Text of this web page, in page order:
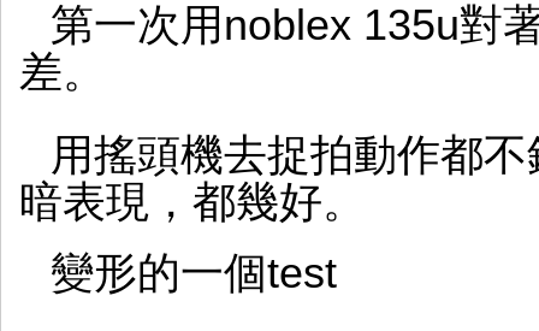
第一次用noblex 135u對
差。
用搖頭機去捉拍動作都
暗表現，都幾好。
變形的一個test